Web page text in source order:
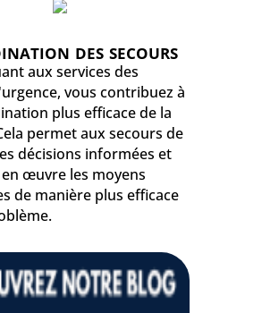
des secours
aux services des
vous contribuez à
plus efficace de la
permet aux secours de
décisions informées et
œuvre les moyens
de manière plus efficace